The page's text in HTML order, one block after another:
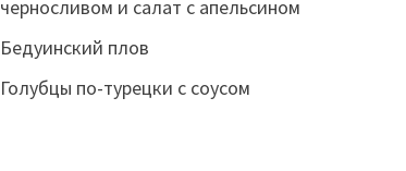
черносливом и салат с апельсином
Бедуинский плов
Голубцы по-турецки с соусом